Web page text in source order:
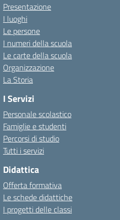
Presentazione
I luoghi
Le persone
I numeri della scuola
Le carte della scuola
Organizzazione
La Storia
I Servizi
Personale scolastico
Famiglie e studenti
Percorsi di studio
Tutti i servizi
Didattica
Offerta formativa
Le schede didattiche
I progetti delle classi